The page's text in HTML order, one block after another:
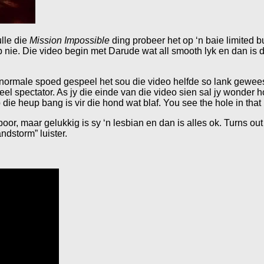
die Mission Impossible ding probeer het op ‘n baie limited
Die video begin met Darude wat all smooth lyk en dan is
spoed gespeel het sou die video helfde so lank
spectator. As jy die einde van die video sien sal jy wonder
heup bang is vir die hond wat blaf. You see the hole in
maar gelukkig is sy ‘n lesbian en dan is alles ok. Turns
luister.